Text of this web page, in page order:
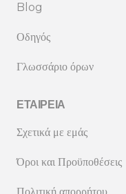
Blog
Οδηγός
Γλωσσάριο όρων
ΕΤΑΙΡΕΊΑ
Σχετικά με εμάς
Όροι και Προϋποθέσεις